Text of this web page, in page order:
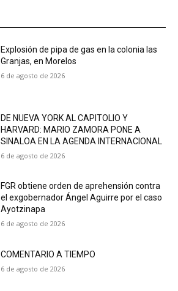
Explosión de pipa de gas en la colonia las
Granjas, en Morelos
6 de agosto de 2026
DE NUEVA YORK AL CAPITOLIO Y
HARVARD: MARIO ZAMORA PONE A
SINALOA EN LA AGENDA INTERNACIONAL
6 de agosto de 2026
FGR obtiene orden de aprehensión contra
el exgobernador Ángel Aguirre por el caso
Ayotzinapa
6 de agosto de 2026
COMENTARIO A TIEMPO
6 de agosto de 2026